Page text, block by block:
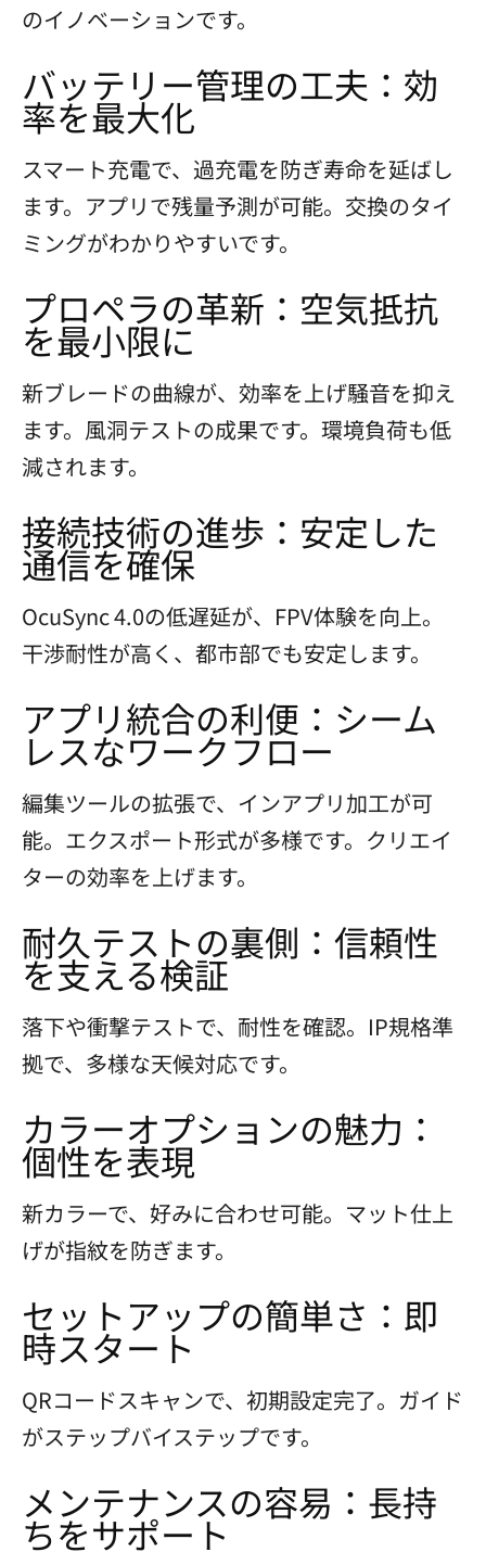
のイノベーションです。
バッテリー管理の工夫：効
率を最大化
スマート充電で、過充電を防ぎ寿命を延ばし
ます。アプリで残量予測が可能。交換のタイ
ミングがわかりやすいです。
プロペラの革新：空気抵抗
を最小限に
新ブレードの曲線が、効率を上げ騒音を抑え
ます。風洞テストの成果です。環境負荷も低
減されます。
接続技術の進歩：安定した
通信を確保
OcuSync 4.0の低遅延が、FPV体験を向上。
干渉耐性が高く、都市部でも安定します。
アプリ統合の利便：シーム
レスなワークフロー
編集ツールの拡張で、インアプリ加工が可
能。エクスポート形式が多様です。クリエイ
ターの効率を上げます。
耐久テストの裏側：信頼性
を支える検証
落下や衝撃テストで、耐性を確認。IP規格準
拠で、多様な天候対応です。
カラーオプションの魅力：
個性を表現
新カラーで、好みに合わせ可能。マット仕上
げが指紋を防ぎます。
セットアップの簡単さ：即
時スタート
QRコードスキャンで、初期設定完了。ガイド
がステップバイステップです。
メンテナンスの容易：長持
ちをサポート